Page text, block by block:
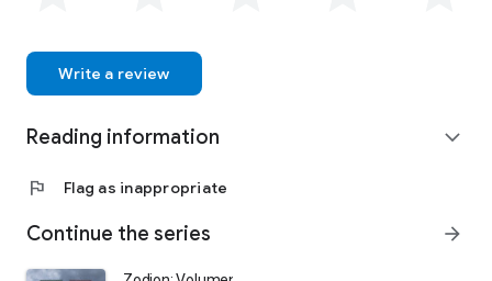
Write a review
Reading information expand_more
flag Flag as inappropriate
Continue the series arrow_forward